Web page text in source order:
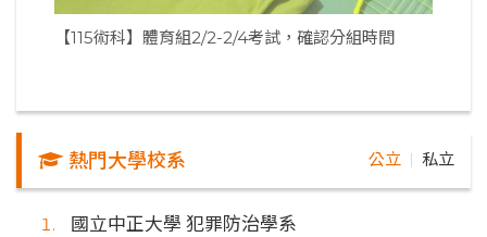
【115術科】體育組2/2-2/4考試，確認分組時間
熱門大學校系 公立 私立
國立中正大學 犯罪防治學系